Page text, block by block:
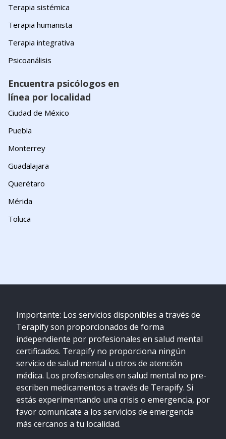
Terapia sistémica
Terapia humanista
Terapia integrativa
Psicoanálisis
Encuentra psicólogos en
línea por localidad
Ciudad de México
Puebla
Monterrey
Guadalajara
Querétaro
Mérida
Toluca
Importante: Los servicios disponibles a través de
Terapify son proporcionados de forma
independiente por profesionales en salud mental
certificados. Terapify no proporciona ningún
servicio de salud mental u otros de atención
médica. Los profesionales en salud mental no pre-
escriben medicamentos a través de Terapify. Si
estás experimentando una crisis o emergencia, por
favor comunícate a los servicios de emergencia
más cercanos a tu localidad.